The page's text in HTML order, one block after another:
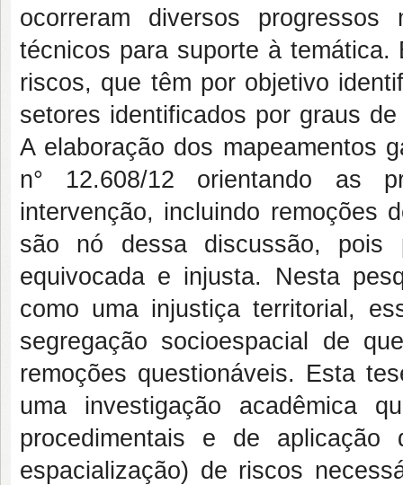
ocorreram diversos
técnicos para suporte à
riscos, que têm por objetivo
setores identificados por graus
A elaboração dos mapeamentos
n° 12.608/12 orientando as
intervenção, incluindo remoções
são nó dessa discussão, pois
equivocada e injusta. Nesta
como uma injustiça territorial,
segregação socioespacial de
remoções questionáveis. Esta
uma investigação acadêmica
procedimentais e de aplicação
espacialização) de riscos